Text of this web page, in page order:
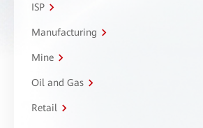
ISP
Manufacturing
Mine
Oil and Gas
Retail